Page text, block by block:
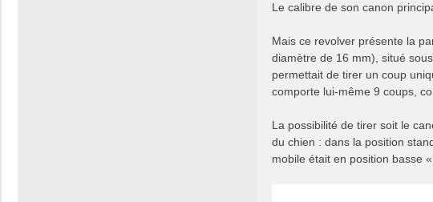
Le calibre de son canon
Mais ce revolver présente la
diamètre de 16 mm), situé
permettait de tirer un coup
comporte lui-même 9 coups,
La possibilité de tirer soit le
du chien : dans la position
mobile était en position basse